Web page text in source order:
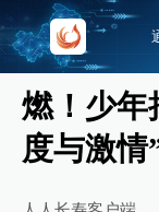
燃！少年
度与激情